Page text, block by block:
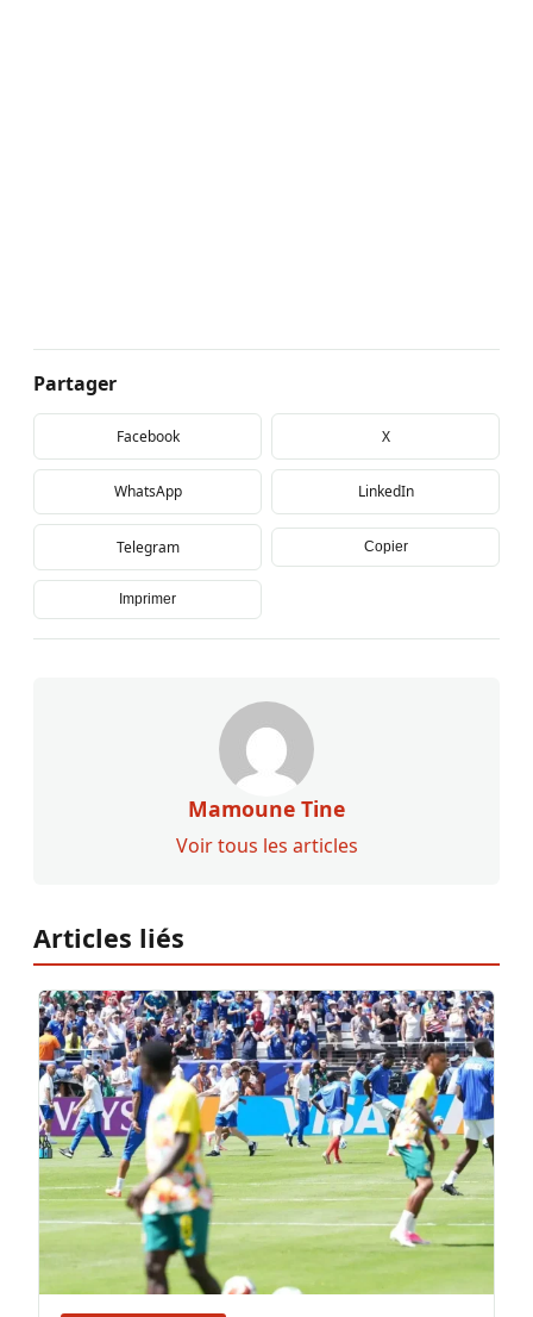
Partager
Facebook X
WhatsApp LinkedIn
Telegram Copier
Imprimer
Mamoune Tine
Voir tous les articles
Articles liés